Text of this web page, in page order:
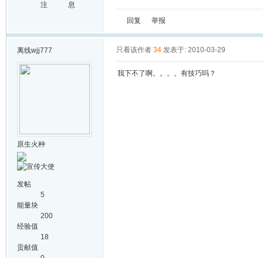
注
息
回复 举报
离线wjj777
原生火种
发帖
5
能量块
200
经验值
18
贡献值
只看该作者 34 发表于: 2010-03-29
我下不了啊。。。。有技巧吗？